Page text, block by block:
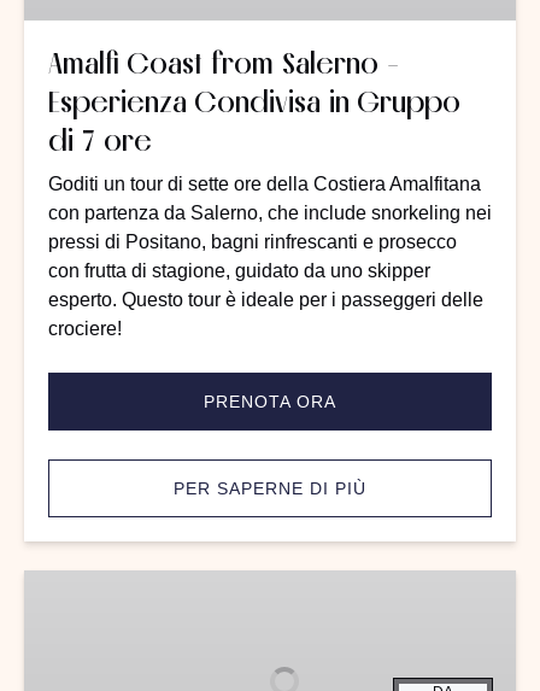
Gruppo
Amalfi Coast from Salerno -
Esperienza Condivisa in Gruppo
di 7 ore
Goditi un tour di sette ore della Costiera Amalfitana
con partenza da Salerno, che include snorkeling nei
pressi di Positano, bagni rinfrescanti e prosecco
con frutta di stagione, guidato da uno skipper
esperto. Questo tour è ideale per i passeggeri delle
crociere!
PRENOTA ORA
PER SAPERNE DI PIÙ